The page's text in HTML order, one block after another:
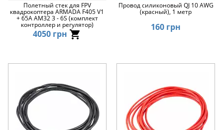
Полетный стек для FPV
квадрокоптера ARMADA F405 V1
+ 65A AM32 3 - 6S (комплект
контроллер и регулятор)
4050 грн
Провод силиконовый QJ 10 AWG
(красный), 1 метр
160 грн